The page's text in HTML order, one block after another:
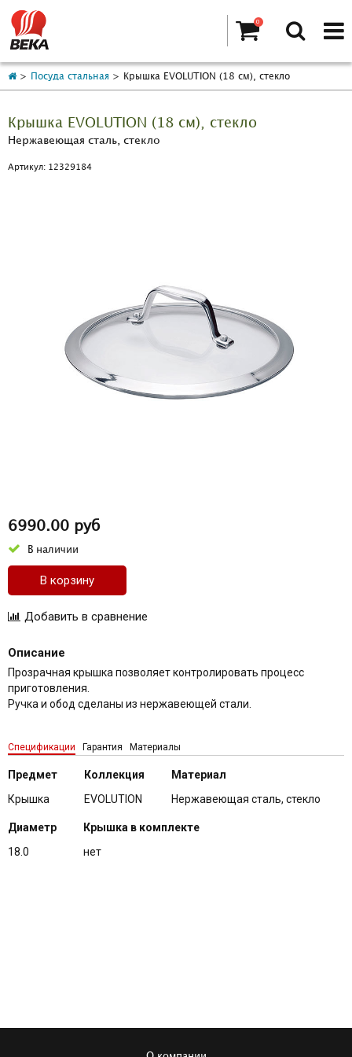
0
Посуда стальная Крышка EVOLUTION (18 см), стекло
Крышка EVOLUTION (18 см), стекло
Нержавеющая сталь, стекло
Артикул: 12329184
6990.00 руб
В наличии
В корзину
Описание
Прозрачная крышка позволяет контролировать процесс
приготовления.
Ручка и обод сделаны из нержавеющей стали.
Спецификации Гарантия Материалы
Предмет
Крышка
Коллекция
EVOLUTION
Материал
Нержавеющая сталь, стекло
Диаметр
18.0
Крышка в комплекте
нет